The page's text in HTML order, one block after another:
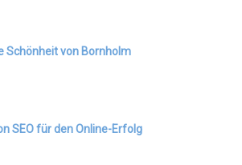
Schönheit von Bornholm
SEO für den Online-Erfolg